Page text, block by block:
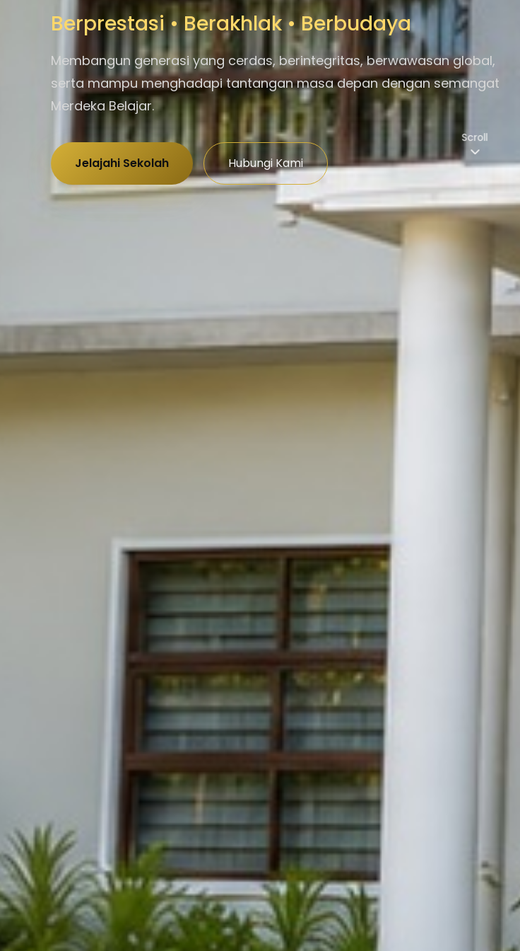
Berprestasi • Berakhlak • Berbudaya
Membangun generasi yang cerdas, berintegritas, berwawasan global,
serta mampu menghadapi tantangan masa depan dengan semangat
Merdeka Belajar.
Jelajahi Sekolah Hubungi Kami
Scroll